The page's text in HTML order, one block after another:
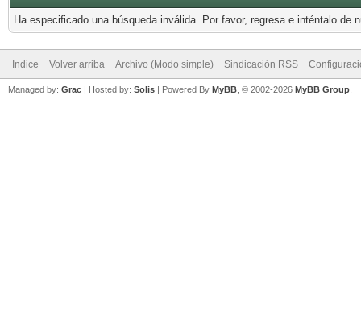
Ha especificado una búsqueda inválida. Por favor, regresa e inténtalo de
Indice Volver arriba Archivo (Modo simple) Sindicación RSS
Managed by: Grac | Hosted by: Solis | Powered By MyBB , © 2002-2026 MyBB Group